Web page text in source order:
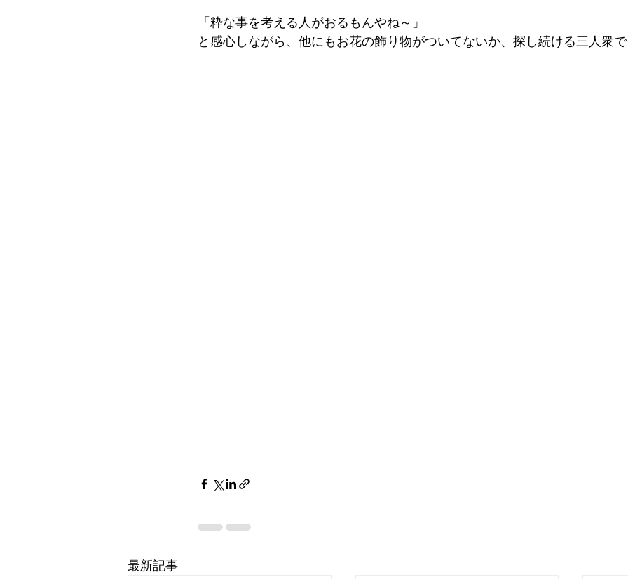
「粋な事を考える人がおるもんやね～」
と感心しながら、他にもお花の飾り物がついてないか、探し続ける三人衆
最新記事